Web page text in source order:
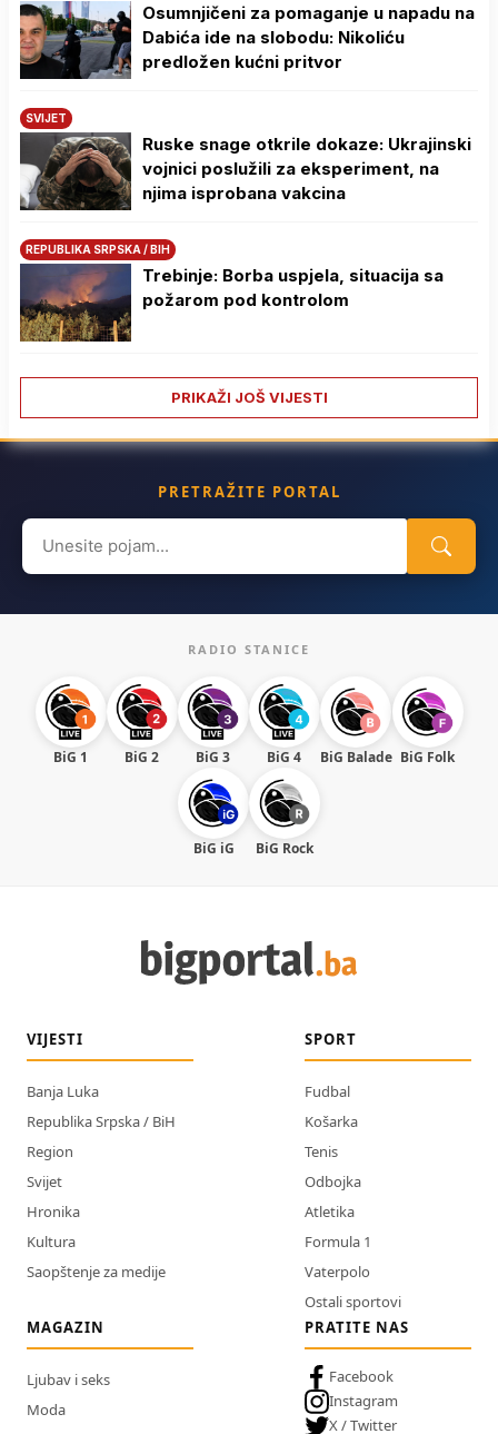
Osumnjičeni za pomaganje u napadu na
Dabića ide na slobodu: Nikoliću
predložen kućni pritvor
SVIJET
Ruske snage otkrile dokaze: Ukrajinski
vojnici poslužili za eksperiment, na
njima isprobana vakcina
REPUBLIKA SRPSKA / BIH
Trebinje: Borba uspjela, situacija sa
požarom pod kontrolom
PRIKAŽI JOŠ VIJESTI
PRETRAŽITE PORTAL
Search
for:
RADIO STANICE
BiG 1 BiG 2 BiG 3 BiG 4 BiG Balade BiG Folk
BiG iG BiG Rock
VIJESTI
Banja Luka
Republika Srpska / BiH
Region
Svijet
Hronika
Kultura
Saopštenje za medije
SPORT
Fudbal
Košarka
Tenis
Odbojka
Atletika
Formula 1
Vaterpolo
Ostali sportovi
MAGAZIN
Ljubav i seks
Moda
PRATITE NAS
Facebook
Instagram
X / Twitter